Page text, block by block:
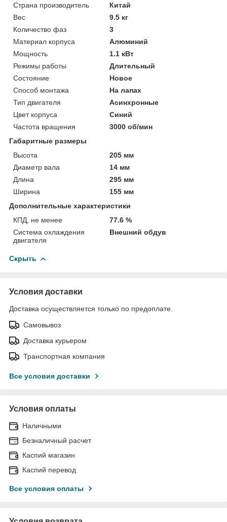
Страна производитель
Китай
Вес
9.5 кг
Количество фаз
3
Материал корпуса
Алюминий
Мощность
1.1 кВт
Режимы работы
Длительный
Состояние
Новое
Способ монтажа
На лапах
Тип двигателя
Асинхронные
Цвет корпуса
Синий
Частота вращения
3000 об/мин
Габаритные размеры
Высота
205 мм
Диаметр вала
14 мм
Длина
295 мм
Ширина
155 мм
Дополнительные характеристики
КПД, не менее
77.6 %
Система охлаждения
двигателя
Внешний обдув
Скрыть
Условия доставки
Доставка осуществляется только по предоплате.
Самовывоз
Доставка курьером
Транспортная компания
Все условия доставки
Условия оплаты
Наличными
Безналичный расчет
Каспий магазин
Каспий перевод
Все условия оплаты